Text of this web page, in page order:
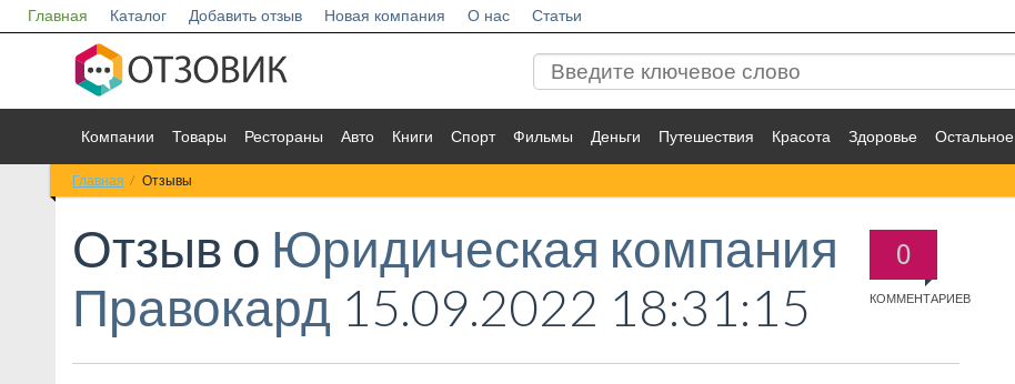
Главная Каталог Добавить отзыв Новая компания О нас Статьи
Компании Товары Рестораны Авто Книги Спорт Фильмы Деньги Путешествия Красота Здоровье Остальное
Главная Отзывы
0
КОММЕНТАРИЕВ
Отзыв о Юридическая компания
Правокард 15.09.2022 18:31:15